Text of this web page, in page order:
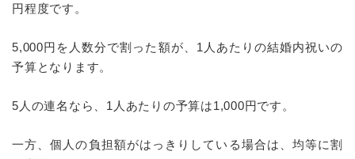
円程度です。
5,000円を人数分で割った額が、1人あたりの結婚内祝いの
予算となります。
5人の連名なら、1人あたりの予算は1,000円です。
一方、個人の負担額がはっきりしている場合は、均等に割